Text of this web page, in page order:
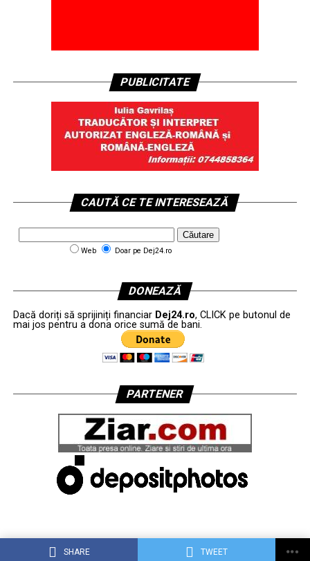
SHARE TWEET
PUBLICITATE
CAUTĂ CE TE INTERESEAZĂ
Web Doar pe Dej24.ro
DONEAZĂ
Dacă doriți să sprijiniți financiar Dej24.ro, CLICK pe butonul de
mai jos pentru a dona orice sumă de bani.
PARTENER